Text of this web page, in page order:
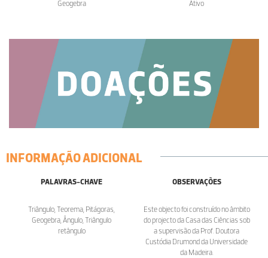
Geogebra Ativo
INFORMAÇÃO ADICIONAL
PALAVRAS-CHAVE
Triângulo, Teorema, Pitágoras,
Geogebra, Ângulo, Triângulo
retângulo
OBSERVAÇÕES
Este objecto foi construído no âmbito
do projecto da Casa das Ciências sob
a supervisão da Prof. Doutora
Custódia Drumond da Universidade
da Madeira.